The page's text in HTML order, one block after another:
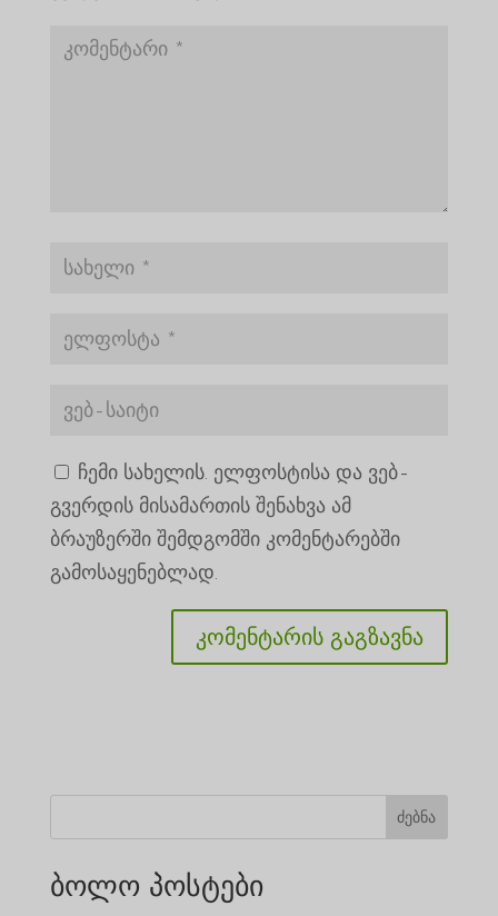
ჩემი სახელის. ელფოსტისა და ვებ-
გვერდის მისამართის შენახვა ამ
ბრაუზერში შემდგომში კომენტარებში
გამოსაყენებლად.
ძებნა
ბოლო პოსტები